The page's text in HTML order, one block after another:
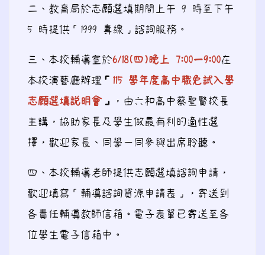
二、教育局於志願選填期間上午 9 時至下午
5 時提供「1999 專線」諮詢服務。
三、本校輔導室於6/18(四)晚上 7:00ー9:00在
本校演藝廳辦理 『 115 學年度高中職免試入學
志願選填說明會 』 ，由六和高中蔡聖賢校長
主講，協助家長及學生做最有利的適性選
擇，歡迎家長、同學一同參與出席聆聽。
四、本校輔導老師提供志願選填諮詢申請，
歡迎填寫「輔導諮詢資源申請表」，寄送到
各責任輔導教師信箱。電子表單已寄送至各
位學生電子信箱中。